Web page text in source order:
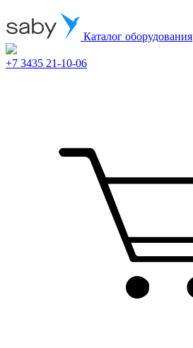
Каталог оборудования
+7 3435 21-10-06